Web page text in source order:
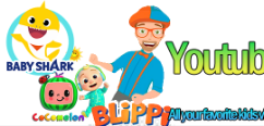
Skip
to
content